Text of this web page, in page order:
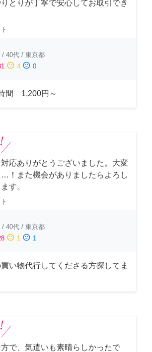
とりが丁寧で安心してお取引でき
/ 40代 / 東京都
sentiment_neutral 4 sentiment_dissatisfied 0
間 1,200円～
応ありがとうございました。大変
！また機会がありましたらよろし
す。
/ 40代 / 東京都
sentiment_neutral 1 sentiment_dissatisfied 1
い物代行してくださる方探してま
で、気遣いも素晴らしかったで